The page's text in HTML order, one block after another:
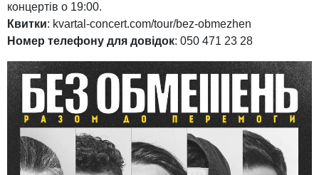
концертів о 19:00.
Квитки: kvartal-concert.com/tour/bez-obmezhen
Номер телефону для довідок: 050 471 23 28